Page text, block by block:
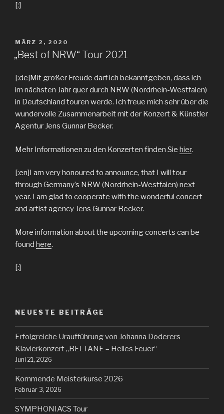
[:]
MÄRZ 2, 2020
„Best of NRW“ Tour 2021
[:de]Mit großer Freude darf ich bekanntgeben, dass ich
im nächsten Jahr quer durch NRW (Nordrhein-Westfalen)
in Deutschland touren werde. Ich freue mich sehr über die
wundervolle Zusammenarbeit mit der Konzert & Künstler
Agentur Jens Gunnar Becker.
Mehr Informationen zu den Konzerten finden Sie hier.
[:en]I am very honoured to announce, that I will tour
through Germany’s NRW (Nordrhein-Westfalen) next
year. I am glad to cooperate with the wonderful concert
and artist agency Jens Gunnar Becker.
More information about the upcoming concerts can be
found here.
[:]
NEUESTE BEITRÄGE
Erfolgreiche Uraufführung von Johanna Doderers
Klavierkonzert „BELTANE – Helles Feuer“
Juni 21, 2026
Kommende Meisterkurse 2026
Februar 3, 2026
SYMPHONIACS Tour